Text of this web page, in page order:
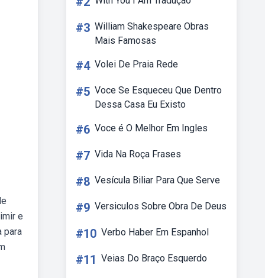
e
para
#3 William Shakespeare Obras
Mais Famosas
#4 Volei De Praia Rede
#5 Voce Se Esqueceu Que Dentro
Dessa Casa Eu Existo
#6 Voce é O Melhor Em Ingles
#7 Vida Na Roça Frases
#8 Vesícula Biliar Para Que Serve
#9 Versiculos Sobre Obra De Deus
#10 Verbo Haber Em Espanhol
#11 Veias Do Braço Esquerdo